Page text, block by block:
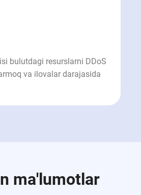
bulutdagi resurslarni DDoS
va ilovalar darajasida
ma'lumotlar